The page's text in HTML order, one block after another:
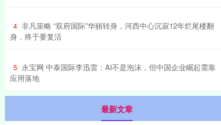
4 ​非凡策略 “双府国际”华丽转身，河西中心沉寂12年烂尾楼翻
身，终于要复活
5 ​永宝网 中泰国际李迅雷：AI不是泡沫，但中国企业崛起需靠
应用落地
最新文章